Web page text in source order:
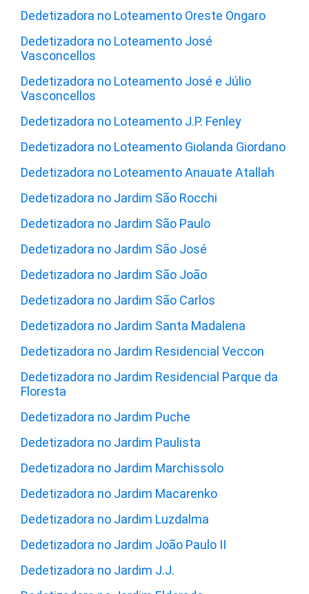
Dedetizadora no Loteamento Oreste Ongaro
Dedetizadora no Loteamento José
Vasconcellos
Dedetizadora no Loteamento José e Júlio
Vasconcellos
Dedetizadora no Loteamento J.P. Fenley
Dedetizadora no Loteamento Giolanda Giordano
Dedetizadora no Loteamento Anauate Atallah
Dedetizadora no Jardim São Rocchi
Dedetizadora no Jardim São Paulo
Dedetizadora no Jardim São José
Dedetizadora no Jardim São João
Dedetizadora no Jardim São Carlos
Dedetizadora no Jardim Santa Madalena
Dedetizadora no Jardim Residencial Veccon
Dedetizadora no Jardim Residencial Parque da
Floresta
Dedetizadora no Jardim Puche
Dedetizadora no Jardim Paulista
Dedetizadora no Jardim Marchissolo
Dedetizadora no Jardim Macarenko
Dedetizadora no Jardim Luzdalma
Dedetizadora no Jardim João Paulo II
Dedetizadora no Jardim J.J.